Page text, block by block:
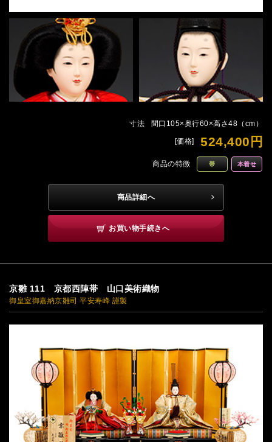
寸法 間口105×奥行60×高さ48（cm）
[価格] 524,400円
商品の特徴 帯 本着せ
商品詳細へ
お買い物手続きへ
京雛 111 京都西陣帯 山口美術織物
御皇室御嘉納京雛司 平安寿峰 謹製